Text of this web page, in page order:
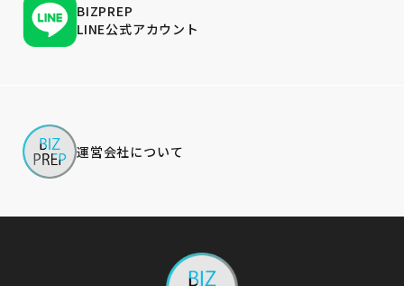
BIZPREP
LINE公式アカウント
運営会社について